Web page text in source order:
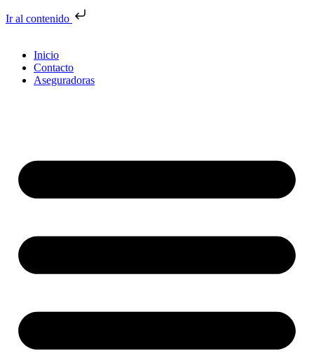
Ir al contenido
Inicio
Contacto
Aseguradoras